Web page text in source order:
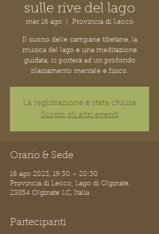
sulle rive del lago
mer 16 ago Provincia di Lecco
Il suono delle campane tibetane, la
musica del lago e una meditazione
guidata, ci porterà ad un profondo
rilassamento mentale e fisico.
La registrazione è stata chiusa
Scopri gli altri eventi
Orario & Sede
16 ago 2023, 19:30 – 20:30
Provincia di Lecco, Lago di Olginate,
23854 Olginate LC, Italia
Partecipanti